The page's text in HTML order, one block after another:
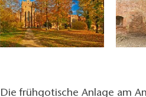
Die frühgotische Anlage am